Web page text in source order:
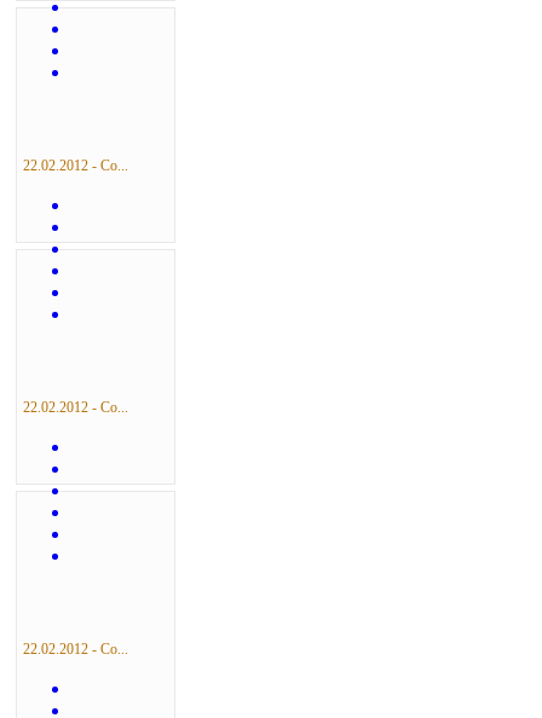
22.02.2012 - Со...
22.02.2012 - Со...
22.02.2012 - Со...